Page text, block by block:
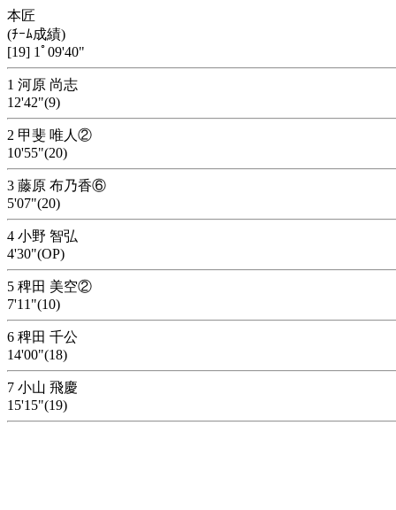
本匠
(ﾁｰﾑ成績)
[19] 1ﾟ09'40"
1 河原 尚志
12'42"(9)
2 甲斐 唯人②
10'55"(20)
3 藤原 布乃香⑥
5'07"(20)
4 小野 智弘
4'30"(OP)
5 稗田 美空②
7'11"(10)
6 稗田 千公
14'00"(18)
7 小山 飛慶
15'15"(19)